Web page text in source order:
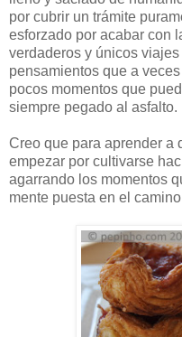
por cubrir un trámite
esforzado por acabar con
verdaderos y únicos
pensamientos que a
pocos momentos que
siempre pegado al asfalto.
Creo que para aprender a
empezar por cultivarse
agarrando los momentos
mente puesta en el